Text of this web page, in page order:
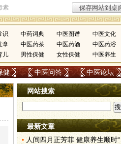
识 中药词典 中医图谱
中医文化
拿
中医药茶 中医药酒
中医药浴
儿
男性保健 女性保健 中医养生
健 中医问答 中医论坛
网站搜索
最新文章